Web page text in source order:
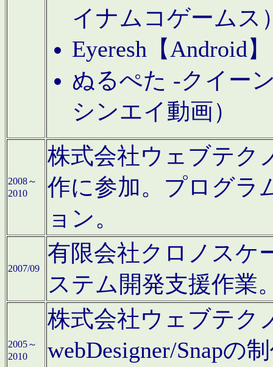
イナムコゲームス
Eyeresh【Android
ぬるぺた -クイー
シンエイ動画）
2008～
2010
株式会社ウェブテク
作に参加。プログラ
ョン。
2007/09
有限会社クロノスケ
ステム開発支援作業
2005～
2010
株式会社ウェブテク
webDesigner/Snapの